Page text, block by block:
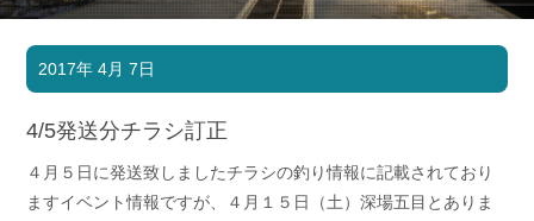
マリンクラブ
マリンライフを堪能したい！
ボート販売
ボート免許
長年の実績と信頼！
店舗情報 公式ブログ
2017年 4月 7日
4/5発送分チラシ訂正
４月５日に発送致しましたチラシの釣り情報に記載されており
ますイベント情報ですが、４月１５日（土）深場五目とありま